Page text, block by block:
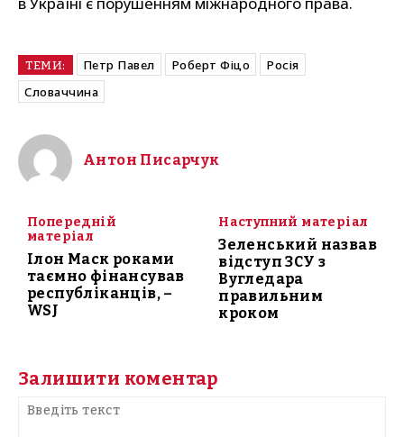
ТЕМИ: Петр Павел Роберт Фіцо
Росія
Словаччина
Антон Писарчук
Попередній
матеріал
Ілон Маск роками
таємно фінансував
республіканців, –
WSJ
Наступний матеріал
Зеленський назвав
відступ ЗСУ з
Вугледара
правильним
кроком
Залишити коментар